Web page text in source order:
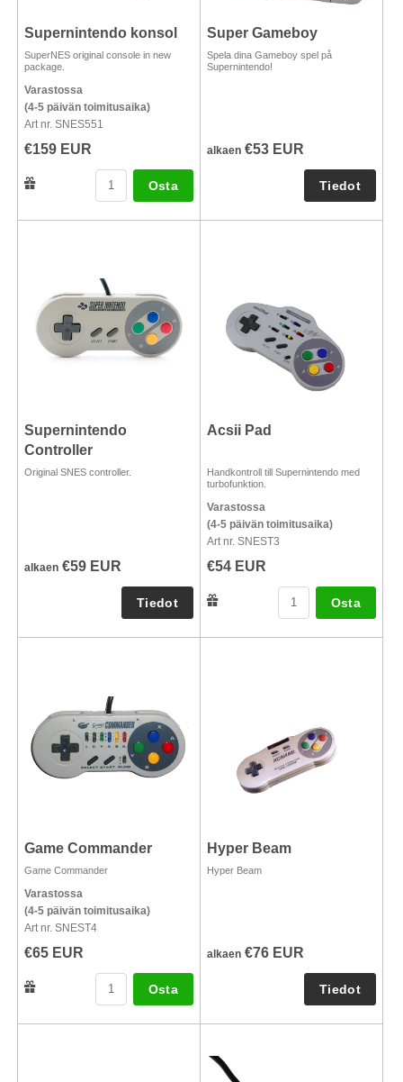
Supernintendo konsol
SuperNES original console in new
package.
Varastossa
(4-5 päivän toimitusaika)
Art nr. SNES551
€159 EUR
Osta
Super Gameboy
Spela dina Gameboy spel på
Supernintendo!
alkaen €53 EUR
Supernintendo
Controller
Original SNES controller.
alkaen €59 EUR
Acsii Pad
Handkontroll till Supernintendo med
turbofunktion.
Varastossa
(4-5 päivän toimitusaika)
Art nr. SNEST3
€54 EUR
Osta
Game Commander
Game Commander
Varastossa
(4-5 päivän toimitusaika)
Art nr. SNEST4
€65 EUR
Osta
Hyper Beam
Hyper Beam
alkaen €76 EUR